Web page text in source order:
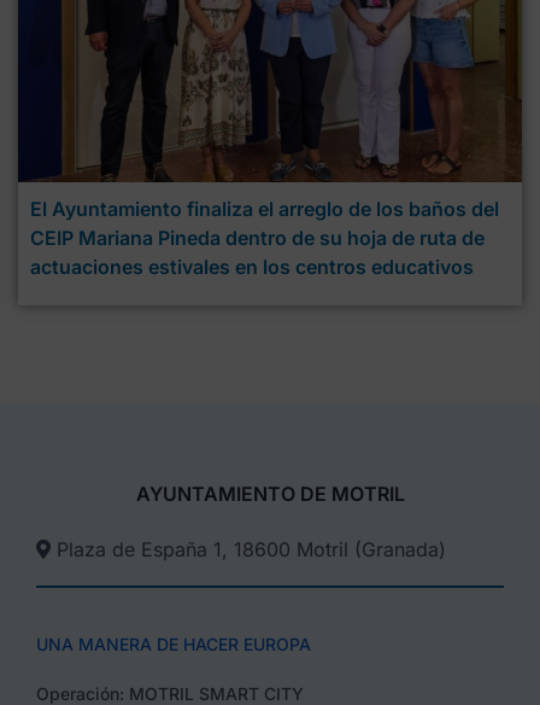
El Ayuntamiento finaliza el arreglo de los baños del
CEIP Mariana Pineda dentro de su hoja de ruta de
actuaciones estivales en los centros educativos
AYUNTAMIENTO DE MOTRIL
Plaza de España 1, 18600 Motril (Granada)​
UNA MANERA DE HACER EUROPA
Operación: MOTRIL SMART CITY